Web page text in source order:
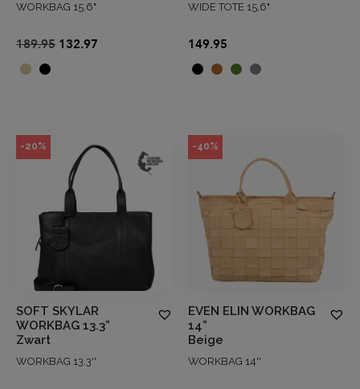
WORKBAG 15.6"
189.95 Oorspronkelijke
132.97
WIDE TOTE 15,6"
149.95
-20%
SOFT SKYLAR
WORKBAG 13.3”
Zwart
WORKBAG 13.3''
-40%
EVEN ELIN WORKBAG
14”
Beige
WORKBAG 14''